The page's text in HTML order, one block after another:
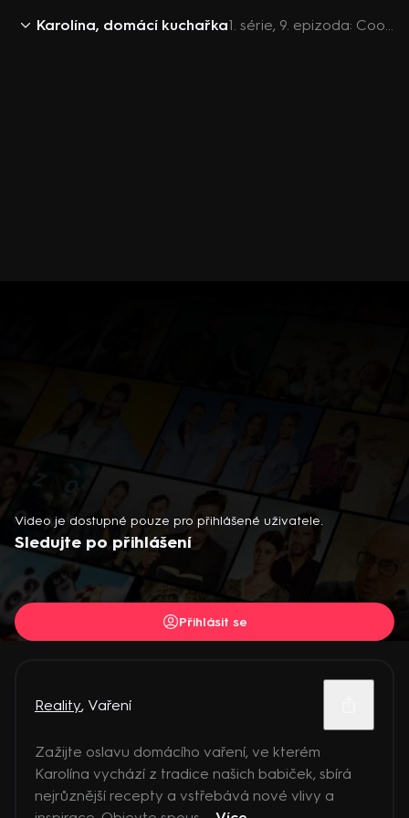
Karolína, domácí kuchařka 1. série, 9. epizoda: Cool kuchyně
Video je dostupné pouze pro přihlášené uživatele.
Sledujte po přihlášení
Přihlásit se
Reality, Vaření
Zažijte oslavu domácího vaření, ve kterém
Karolína vychází z tradice našich babiček, sbírá
nejrůznější recepty a vstřebává nové vlivy a